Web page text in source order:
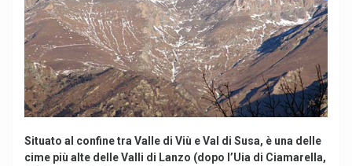
Situato al confine tra Valle di Viù e Val di Susa, è una delle
cime più alte delle Valli di Lanzo (dopo l’Uia di Ciamarella,